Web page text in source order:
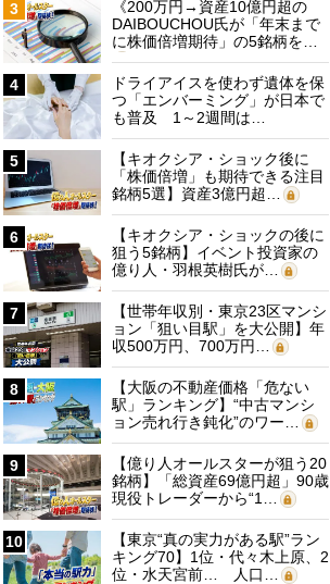
3
《200万円→資産10億円超の
DAIBOUCHOU氏が「年末まで
に株価倍増期待」の5銘柄を…
4
ドライアイスを使わず遺体を保
つ「エンバーミング」が日本で
も普及 1～2週間は…
5
【キオクシア・ショック後に
「株価倍増」も期待できる注目
銘柄5選】資産3億円超…
6
【キオクシア・ショックの後に
狙う5銘柄】イベント投資家の
億り人・羽根英樹氏が…
7
【世帯年収別・東京23区マンシ
ョン「狙い目駅」を大公開】年
収500万円、700万円…
8
【大阪の不動産価格「危ない
駅」ランキング】“中古マンシ
ョン売れ行き鈍化”のワー…
9
【億り人オールスターが狙う20
銘柄】「総資産69億円超」90歳
現役トレーダーから“1…
10
【東京“真の実力がある駅”ラン
キング70】1位・代々木上原、2
位・水天宮前… 人口…